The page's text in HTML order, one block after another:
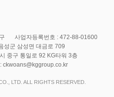
사업자등록번호 : 472-88-01600
성군 삼성면 대금로 709
중구 통일로 92 KG타워 3층
ckwoans@kggroup.co.kr
LTD. ALL RIGHTS RESERVED.